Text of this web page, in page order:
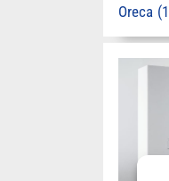
Oreca